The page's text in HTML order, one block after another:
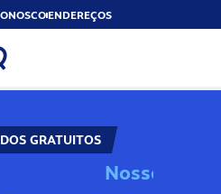
ENDEREÇOS
GRATUITOS
No